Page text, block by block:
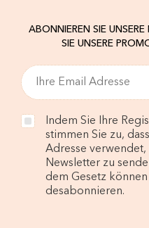
ABONNIEREN SIE
SIE UNSERE
Indem Sie Ihre
stimmen Sie zu,
Adresse verwendet,
Newsletter zu
dem Gesetz
desabonnieren.